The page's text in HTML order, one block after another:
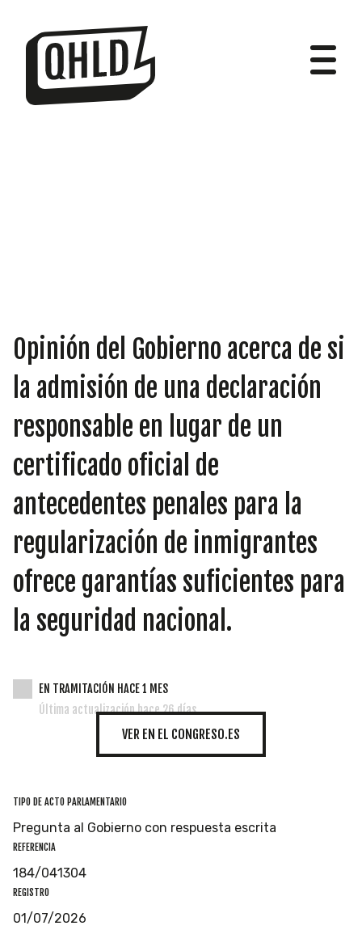
INICIATIVAS
TEMÁTICAS
Opinión del Gobierno acerca de si
la admisión de una declaración
responsable en lugar de un
certificado oficial de
antecedentes penales para la
regularización de inmigrantes
ofrece garantías suficientes para
la seguridad nacional.
EN TRAMITACIÓN HACE 1 MES
Última actualización hace 26 días
VER EN EL CONGRESO.ES
TIPO DE ACTO PARLAMENTARIO
Pregunta al Gobierno con respuesta escrita
REFERENCIA
184/041304
REGISTRO
01/07/2026